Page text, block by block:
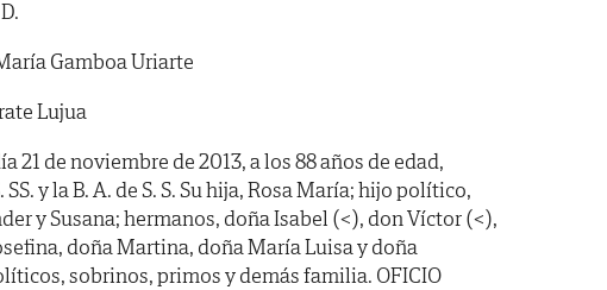
Gamboa Uriarte
Lujua
21 de noviembre de 2013, a los 88 años de edad,
y la B. A. de S. S. Su hija, Rosa María; hijo político,
y Susana; hermanos, doña Isabel (<), don Víctor (<),
doña Martina, doña María Luisa y doña
sobrinos, primos y demás familia. OFICIO